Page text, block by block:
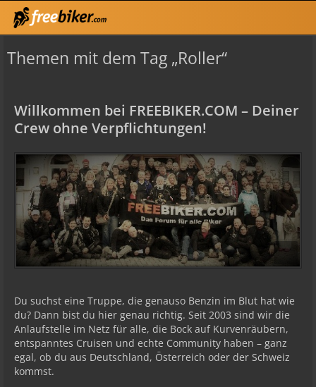
Themen mit dem Tag „Roller“
Willkommen bei FREEBIKER.COM – Deiner
Crew ohne Verpflichtungen!
Du suchst eine Truppe, die genauso Benzin im Blut hat wie
du? Dann bist du hier genau richtig. Seit 2003 sind wir die
Anlaufstelle im Netz für alle, die Bock auf Kurvenräubern,
entspanntes Cruisen und echte Community haben – ganz
egal, ob du aus Deutschland, Österreich oder der Schweiz
kommst.